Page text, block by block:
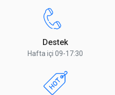
Destek
Hafta içi 09-17:30